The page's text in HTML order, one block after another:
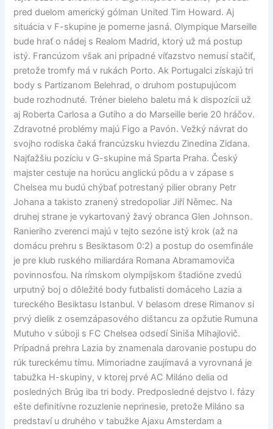
pred duelom americký gólman United Tim Howard. Aj
situácia v F-skupine je pomerne jasná. Olympique Marseille
bude hrať o nádej s Realom Madrid, ktorý už má postup
istý. Francúzom však ani prípadné víťazstvo nemusí stačiť,
pretože tromfy má v rukách Porto. Ak Portugalci získajú tri
body s Partizanom Belehrad, o druhom postupujúcom
bude rozhodnuté. Tréner bieleho baletu má k dispozícii už
aj Roberta Carlosa a Gutiho a do Marseille berie 20 hráčov.
Zdravotné problémy majú Figo a Pavón. Vežký návrat do
svojho rodiska čaká francúzsku hviezdu Zinedina Zidana.
Najťažšiu pozíciu v G-skupine má Sparta Praha. Český
majster cestuje na horúcu anglickú pôdu a v zápase s
Chelsea mu budú chýbať potrestaný pilier obrany Petr
Johana a takisto zranený stredopoliar Jiří Němec. Na
druhej strane je vykartovaný žavý obranca Glen Johnson.
Ranieriho zverenci majú v tejto sezóne istý krok (až na
domácu prehru s Besiktasom 0:2) a postup do osemfinále
je pre klub ruského miliardára Romana Abramamoviča
povinnosťou. Na rímskom olympijskom štadióne zvedú
urputný boj o dôležité body futbalisti domáceho Lazia a
tureckého Besiktasu Istanbul. V belasom drese Rimanov si
prvý dielik z osemzápasového dištancu za opžutie Rumuna
Mutuho v súboji s FC Chelsea odsedí Siniša Mihajlovič.
Prípadná prehra Lazia by znamenala darovanie postupu do
rúk tureckému tímu. Mimoriadne zaujímavá a vyrovnaná je
tabužka H-skupiny, v ktorej prvé AC Miláno delia od
posledných Brúg iba tri body. Predposledné dejstvo I. fázy
ešte definitívne rozuzlenie neprinesie, pretože Miláno sa
predstaví u druhého v tabužke Ajaxu Amsterdam a